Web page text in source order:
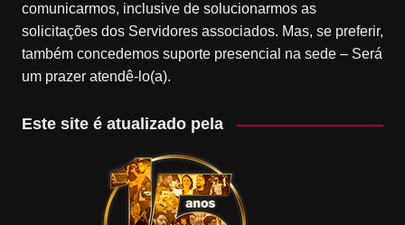
comunicarmos, inclusive de solucionarmos as
solicitações dos Servidores associados. Mas, se preferir,
também concedemos suporte presencial na sede – Será
um prazer atendê-lo(a).
Este site é atualizado pela